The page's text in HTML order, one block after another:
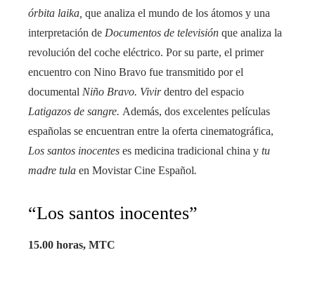
órbita laika, que analiza el mundo de los átomos y una
interpretación de Documentos de televisión que analiza la
revolución del coche eléctrico. Por su parte, el primer
encuentro con Nino Bravo fue transmitido por el
documental Niño Bravo. Vivirdentro del espacio
Latigazos de sangre. Además, dos excelentes películas
españolas se encuentran entre la oferta cinematográfica,
Los santos inocentes es medicina tradicional china y tu
madre tula en Movistar Cine Español.
“Los santos inocentes”
15.00 horas, MTC